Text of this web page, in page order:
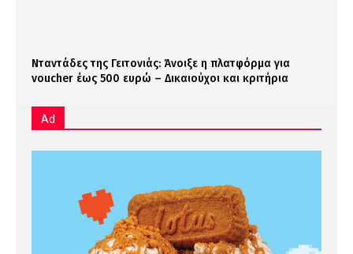
Νταντάδες της Γειτονιάς: Άνοιξε η πλατφόρμα για
voucher έως 500 ευρώ – Δικαιούχοι και κριτήρια
Ad